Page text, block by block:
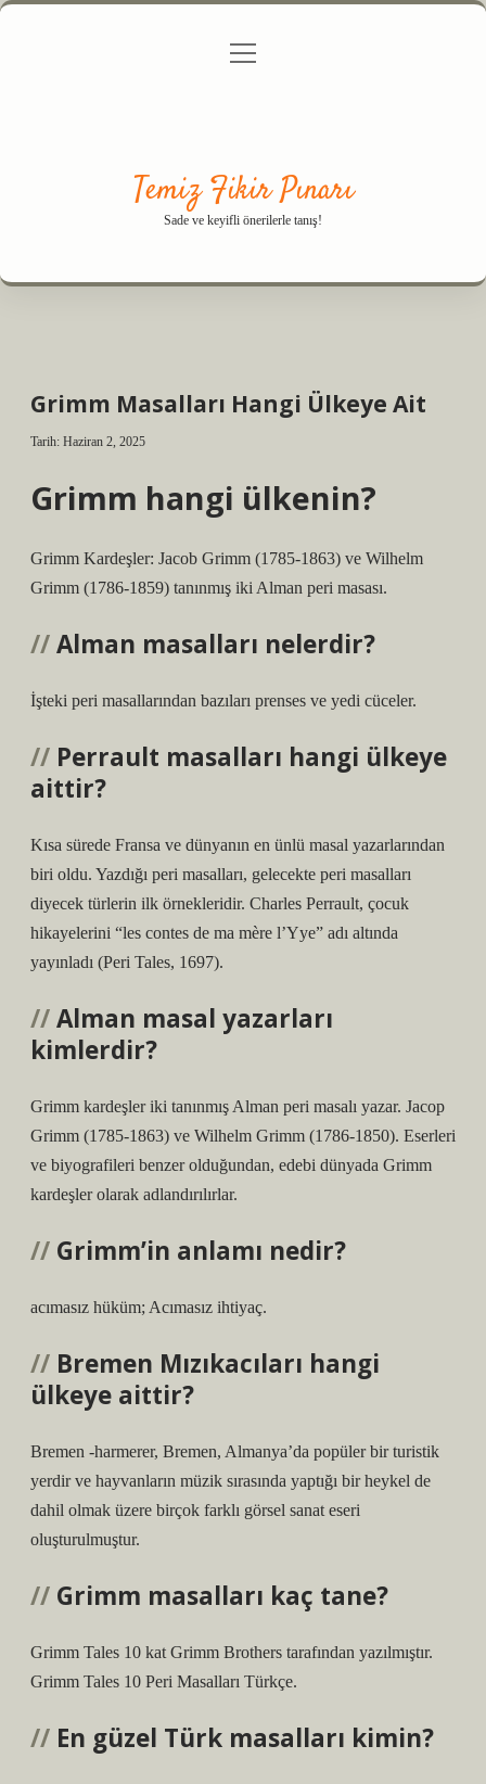
Gizlilik Politikası
menüyü
Temiz Fikir Pınarı
Sade ve keyifli önerilerle tanış!
Grimm Masalları Hangi Ülkeye Ait
Tarih: Haziran 2, 2025
Grimm hangi ülkenin?
Grimm Kardeşler: Jacob Grimm (1785-1863) ve Wilhelm
Grimm (1786-1859) tanınmış iki Alman peri masası.
Alman masalları nelerdir?
İşteki peri masallarından bazıları prenses ve yedi cüceler.
Perrault masalları hangi ülkeye
aittir?
Kısa sürede Fransa ve dünyanın en ünlü masal yazarlarından
biri oldu. Yazdığı peri masalları, gelecekte peri masalları
diyecek türlerin ilk örnekleridir. Charles Perrault, çocuk
hikayelerini “les contes de ma mère l’Yye” adı altında
yayınladı (Peri Tales, 1697).
Alman masal yazarları
kimlerdir?
Grimm kardeşler iki tanınmış Alman peri masalı yazar. Jacop
Grimm (1785-1863) ve Wilhelm Grimm (1786-1850). Eserleri
ve biyografileri benzer olduğundan, edebi dünyada Grimm
kardeşler olarak adlandırılırlar.
Grimm’in anlamı nedir?
acımasız hüküm; Acımasız ihtiyaç.
Bremen Mızıkacıları hangi
ülkeye aittir?
Bremen -harmerer, Bremen, Almanya’da popüler bir turistik
yerdir ve hayvanların müzik sırasında yaptığı bir heykel de
dahil olmak üzere birçok farklı görsel sanat eseri
oluşturulmuştur.
Grimm masalları kaç tane?
Grimm Tales 10 kat Grimm Brothers tarafından yazılmıştır.
Grimm Tales 10 Peri Masalları Türkçe.
En güzel Türk masalları kimin?